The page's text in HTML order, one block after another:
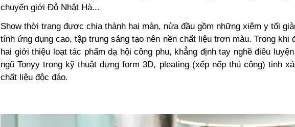
chuyển giới Đỗ Nhật Hà...
Show thời trang được chia thành hai màn, nửa đầu gồm những xiêm y tối
tính ứng dụng cao, tập trung sáng tạo nên nền chất liệu trơn màu. Trong khi
hai giới thiệu loạt tác phẩm dạ hội công phu, khẳng định tay nghề điêu
ngũ Tonyy trong kỹ thuật dựng form 3D, pleating (xếp nếp thủ công) tinh
chất liệu độc đáo.